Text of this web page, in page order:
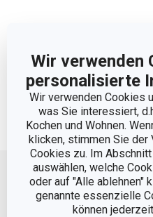
Wir verwenden
personalisierte
Wir verwenden Cookies
was Sie interessiert,
Kochen und Wohnen.
klicken, stimmen Sie der
Cookies zu. Im
auswählen, welche
oder auf "Alle ablehnen"
genannte essenzielle
können
Es gibt keine
Keine